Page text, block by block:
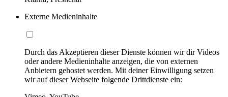
Externe Medieninhalte
Durch das Akzeptieren dieser Dienste können wir dir Videos
oder andere Medieninhalte anzeigen, die von externen
Anbietern gehostet werden. Mit deiner Einwilligung setzen
wir auf dieser Webseite folgende Drittdienste ein: